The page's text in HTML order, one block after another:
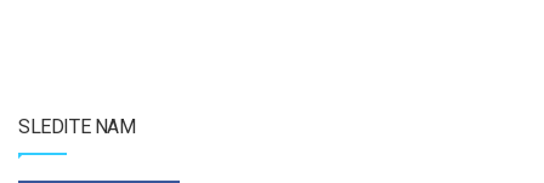
SLEDITE NAM